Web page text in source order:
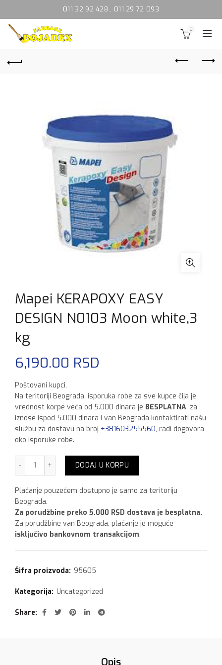
011 32 92 428 , 011 29 72 093
0
Mapei KERAPOXY EASY
DESIGN N0103 Moon white,3
kg
6,190.00 RSD
Poštovani kupci,
Na teritoriji Beograda, isporuka robe za sve kupce čija je
vrednost korpe veća od 5.000 dinara je BESPLATNA, za
iznose ispod 5.000 dinara i van Beograda kontaktirati našu
službu za dostavu na broj +381603255560, radi dogovora
oko isporuke robe.
Mapei KERAPOXY EASY DESIGN N0103 Moon white,3 kg
DODAJ U KORPU
Plaćanje pouzećem dostupno je samo za teritoriju
Beograda.
Za porudžbine preko 5.000 RSD dostava je besplatna.
Za porudžbine van Beograda, plaćanje je moguće
isključivo bankovnom transakcijom.
Šifra proizvoda: 95605
Kategorija: Uncategorized
Share
Opis